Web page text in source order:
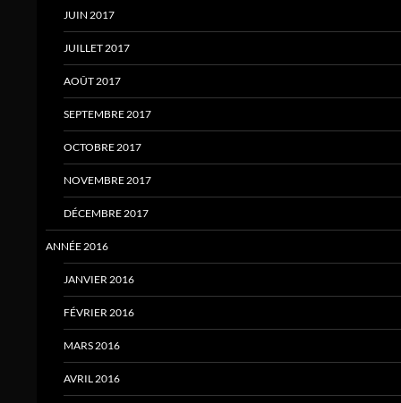
JUIN 2017
JUILLET 2017
AOÛT 2017
SEPTEMBRE 2017
OCTOBRE 2017
NOVEMBRE 2017
DÉCEMBRE 2017
ANNÉE 2016
JANVIER 2016
FÉVRIER 2016
MARS 2016
AVRIL 2016